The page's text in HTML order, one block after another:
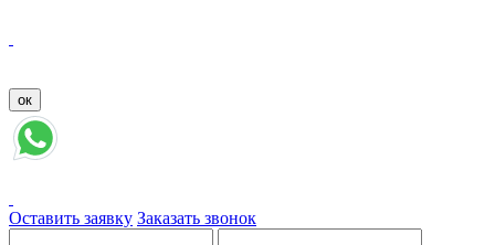
Оставить заявку Заказать звонок